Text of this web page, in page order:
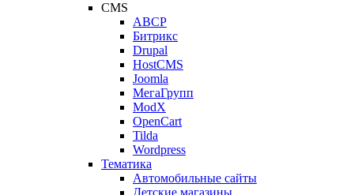
CMS
ABCP
Битрикс
Drupal
HostCMS
Joomla
МегаГрупп
ModX
OpenCart
Tilda
Wordpress
Тематика
Автомобильные сайты
Детские магазины